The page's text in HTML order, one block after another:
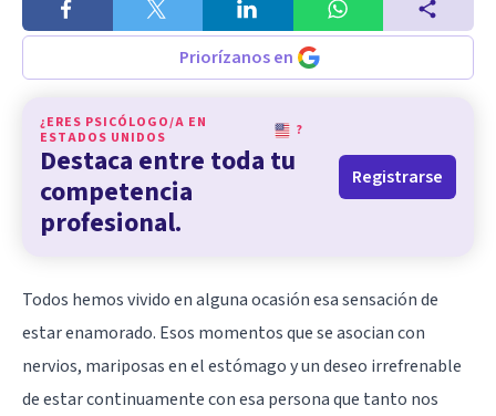
Priorízanos en
¿ERES PSICÓLOGO/A EN
ESTADOS UNIDOS
?
Destaca entre toda tu
competencia
profesional.
Registrarse
Todos hemos vivido en alguna ocasión esa sensación de
estar enamorado. Esos momentos que se asocian con
nervios, mariposas en el estómago y un deseo irrefrenable
de estar continuamente con esa persona que tanto nos